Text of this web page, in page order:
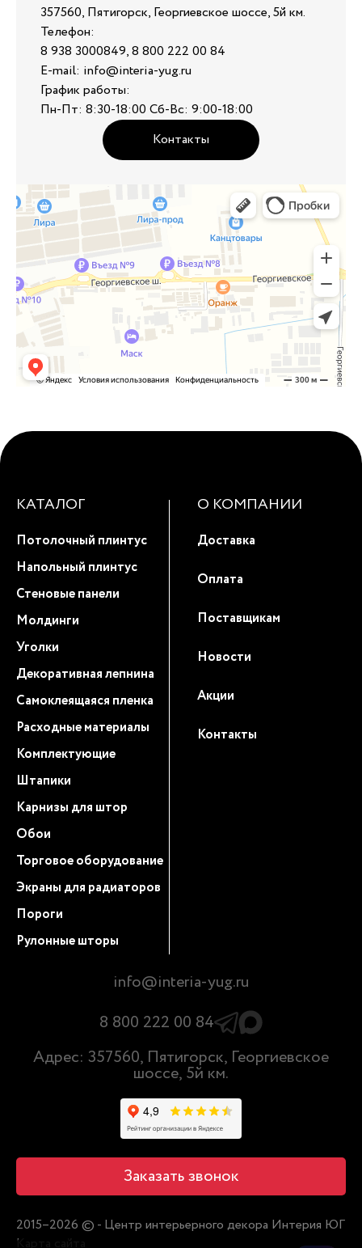
357560, Пятигорск, Георгиевское шоссе, 5й км.
Телефон:
8 938 3000849, 8 800 222 00 84
E-mail: info@interia-yug.ru
График работы:
Пн-Пт: 8:30-18:00 Сб-Вс: 9:00-18:00
Контакты
КАТАЛОГ
Потолочный плинтус
Напольный плинтус
Стеновые панели
Молдинги
Уголки
Декоративная лепнина
Самоклеящаяся пленка
Расходные материалы
Комплектующие
Штапики
Карнизы для штор
Обои
Торговое оборудование
Экраны для радиаторов
Пороги
Рулонные шторы
О КОМПАНИИ
Доставка
Оплата
Поставщикам
Новости
Акции
Контакты
info@interia-yug.ru
8 800 222 00 84
Адрес: 357560, Пятигорск, Георгиевское
шоссе, 5й км.
Заказать звонок
2015–2026 © - Центр интерьерного декора Интерия ЮГ
Карта сайта